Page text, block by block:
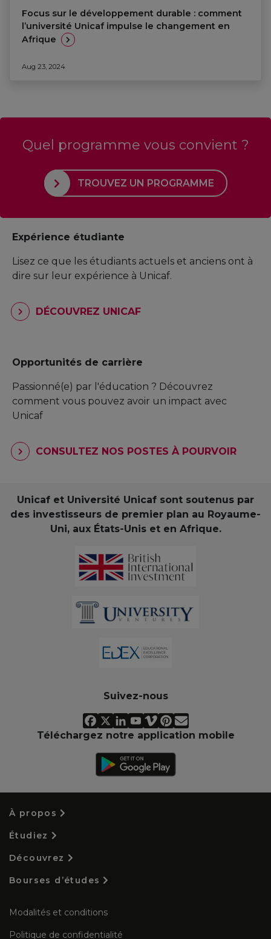
Focus sur le développement durable : comment
l’université Unicaf impulse le changement en
Afrique
Aug 23, 2024
Quel programme vous convient ?
TROUVEZ UN PROGRAMME
Expérience étudiante
Lisez ce que les étudiants actuels et anciens ont à
dire sur leur expérience à Unicaf.
DÉCOUVREZ UNICAF
Opportunités de carrière
Passionné(e) par l'éducation ? Découvrez
comment vous pouvez avoir un impact avec
Unicaf
CONSULTEZ NOS POSTES À POURVOIR
Unicaf et Université Unicaf sont soutenus par
des investisseurs de premier plan au Royaume-
Uni, aux États-Unis et en Afrique.
Suivez-nous
Téléchargez notre application mobile
À propos
Étudiez
Découvrez
Bourses d’études
Modalités et conditions
Politique de confidentialité